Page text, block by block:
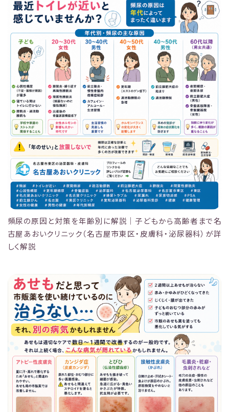
頻尿の原因と対策を年齢別に解説｜子どもから高齢者まで名
古屋あおいクリニック（名古屋市東区・皮膚科・泌尿器科）が詳
しく解説